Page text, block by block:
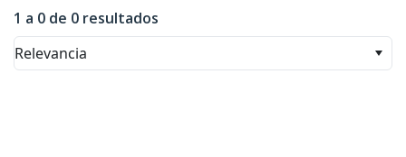
1 a 0 de 0 resultados
Relevancia